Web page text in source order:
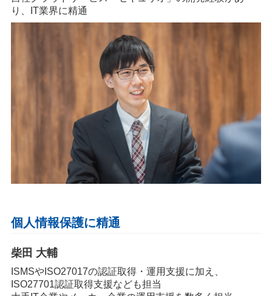
り、IT業界に精通
個人情報保護に精通
柴田 大輔
ISMSやISO27017の認証取得・運用支援に加え、
ISO27701認証取得支援なども担当